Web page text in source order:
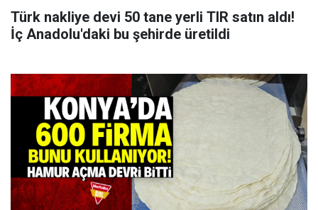
Türk nakliye devi 50 tane yerli TIR satın aldı!
İç Anadolu'daki bu şehirde üretildi